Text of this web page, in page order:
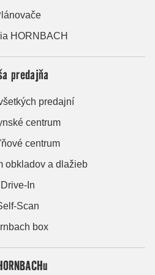
HORNBACH
predajňa
predajní
centrum
centrum
obkladov a dlažieb
Drive-In
Scan
box